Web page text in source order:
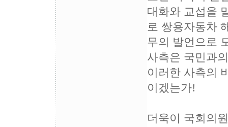
대화와 교섭을
로 쌍용자동차
무의 발언으로
사측은 국민과
이러한 사측의
이겠는가!
더욱이 국회의